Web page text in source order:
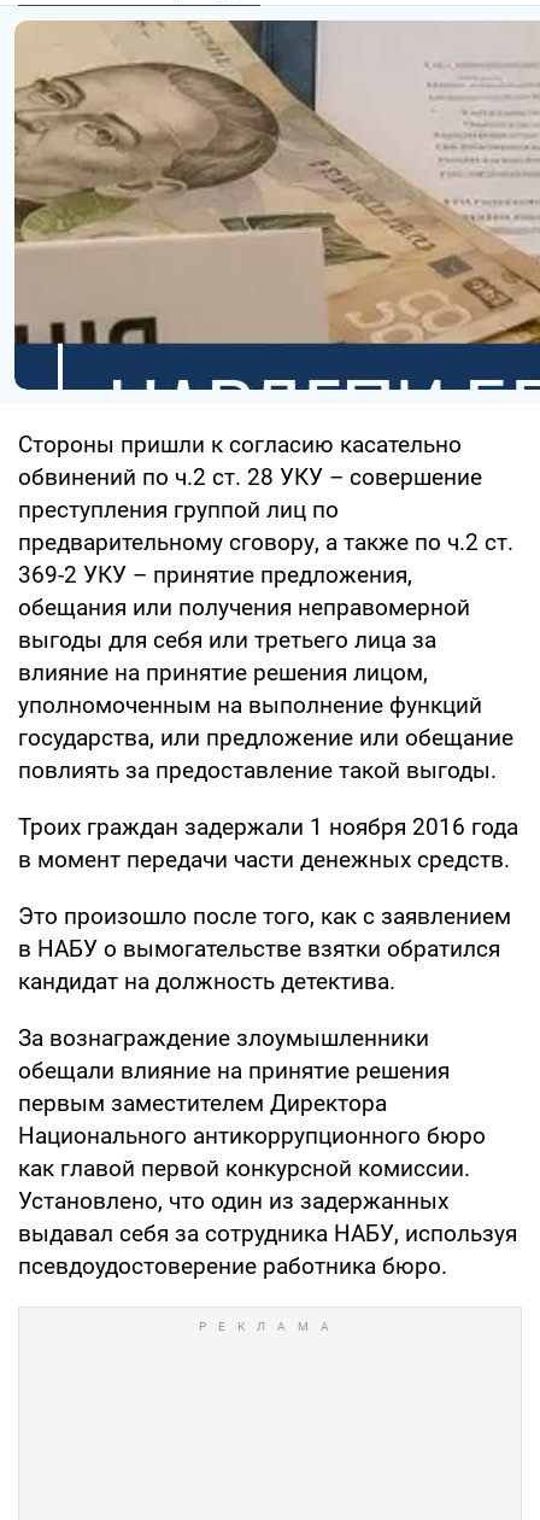
Стороны пришли к согласию касательно
обвинений по ч.2 ст. 28 УКУ – совершение
преступления группой лиц по
предварительному сговору, а также по ч.2 ст.
369-2 УКУ – принятие предложения,
обещания или получения неправомерной
выгоды для себя или третьего лица за
влияние на принятие решения лицом,
уполномоченным на выполнение функций
государства, или предложение или обещание
повлиять за предоставление такой выгоды.
Троих граждан задержали 1 ноября 2016 года
в момент передачи части денежных средств.
Это произошло после того, как с заявлением
в НАБУ о вымогательстве взятки обратился
кандидат на должность детектива.
За вознаграждение злоумышленники
обещали влияние на принятие решения
первым заместителем Директора
Национального антикоррупционного бюро
как главой первой конкурсной комиссии.
Установлено, что один из задержанных
выдавал себя за сотрудника НАБУ, используя
псевдоудостоверение работника бюро.